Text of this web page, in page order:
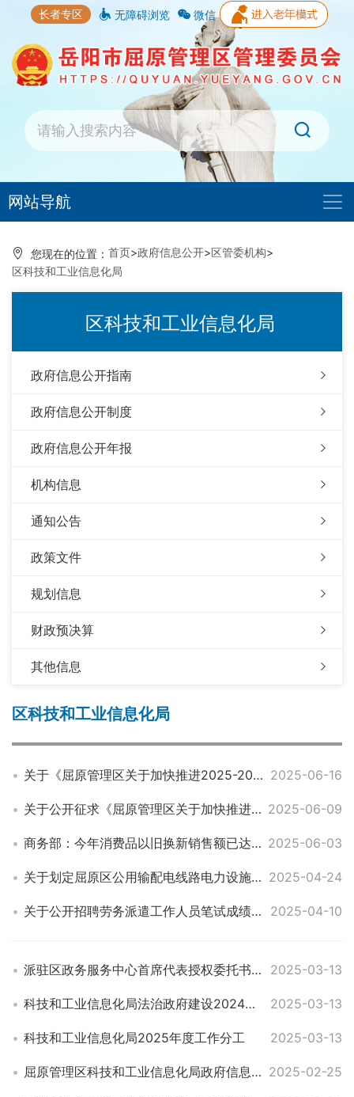
长者专区 无障碍浏览 微信
网站导航
您现在的位置： 首页>政府信息公开>区管委机构>
区科技和工业信息化局
区科技和工业信息化局
政府信息公开指南
政府信息公开制度
政府信息公开年报
机构信息
通知公告
政策文件
规划信息
财政预决算
其他信息
区科技和工业信息化局
关于《屈原管理区关于加快推进2025-2027年工业和商贸经济高质量发展的若干政策（征求意见稿）》公开征求意见反馈结果的公示 2025-06-16
关于公开征求《屈原管理区关于加快推进2025-2027年工业和商贸经济高质量发展的若干政策（征求意见稿）》意见的通知 2025-06-09
商务部：今年消费品以旧换新销售额已达1.1万亿 2025-06-03
关于划定屈原区公用输配电线路电力设施保护区的通告（第一批） 2025-04-24
关于公开招聘劳务派遣工作人员笔试成绩的公告 2025-04-10
派驻区政务服务中心首席代表授权委托书公示公开 2025-03-13
科技和工业信息化局法治政府建设2024年度报告 2025-03-13
科技和工业信息化局2025年度工作分工 2025-03-13
屈原管理区科技和工业信息化局政府信息公开指南 2025-02-25